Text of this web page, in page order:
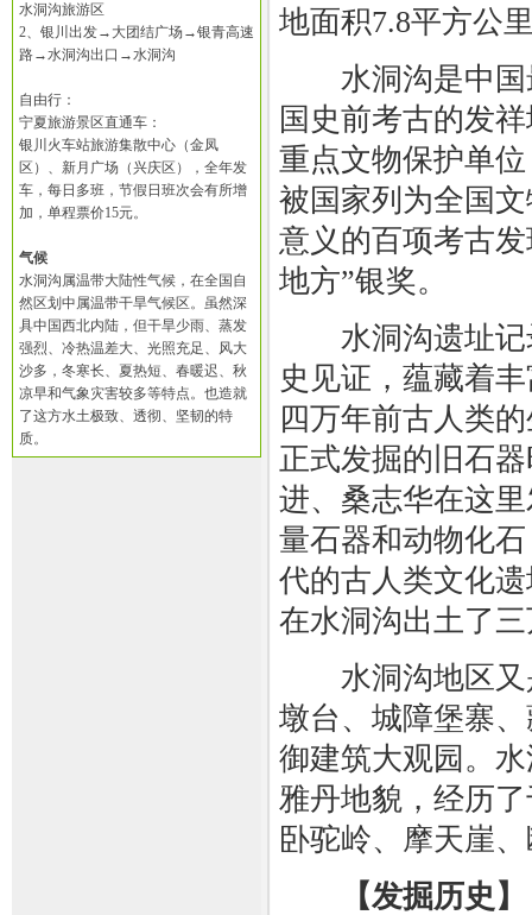
水洞沟旅游区
2、银川出发→大团结广场→银青高速
路→水洞沟出口→水洞沟
自由行：
宁夏旅游景区直通车：
银川火车站旅游集散中心（金凤
区）、新月广场（兴庆区），全年发
车，每日多班，节假日班次会有所增
加，单程票价15元。
气候
水洞沟属温带大陆性气候，在全国自
然区划中属温带干旱气候区。虽然深
具中国西北内陆，但干旱少雨、蒸发
强烈、冷热温差大、光照充足、风大
沙多，冬寒长、夏热短、春暖迟、秋
凉早和气象灾害较多等特点。也造就
了这方水土极致、透彻、坚韧的特
质。
地面积7.8平方公
水洞沟是中国
国史前考古的发
重点文物保护单
被国家列为全国
意义的百项考古
地方”银奖。
水洞沟遗址记
史见证，蕴藏着
四万年前古人类
正式发掘的旧石
进、桑志华在这
量石器和动物化
代的古人类文化
在水洞沟出土了
水洞沟地区又
墩台、城障堡寨
御建筑大观园。
雅丹地貌，经历
卧驼岭、摩天崖
【发掘历史】